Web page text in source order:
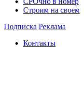
Строим на своем
Подписка Реклама
Контакты